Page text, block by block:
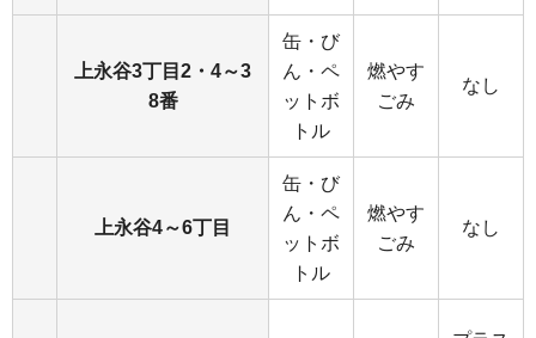
上永谷3丁目2・4～3
8番
缶・び
ん・ペ
ットボ
トル
燃やす
ごみ
なし
上永谷4～6丁目
缶・び
ん・ペ
ットボ
トル
燃やす
ごみ
なし